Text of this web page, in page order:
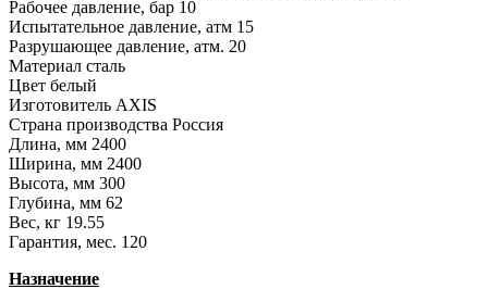
Рабочее давление, бар 10
Испытательное давление, атм 15
Разрушающее давление, атм. 20
Материал сталь
Цвет белый
Изготовитель AXIS
Страна производства Россия
Длина, мм 2400
Ширина, мм 2400
Высота, мм 300
Глубина, мм 62
Вес, кг 19.55
Гарантия, мес. 120
Назначение